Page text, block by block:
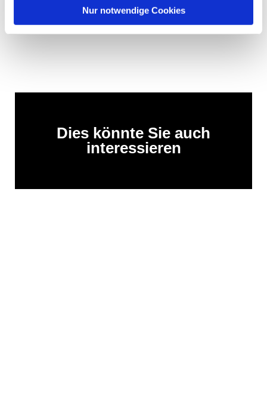
Nur notwendige Cookies
Dies könnte Sie auch
interessieren